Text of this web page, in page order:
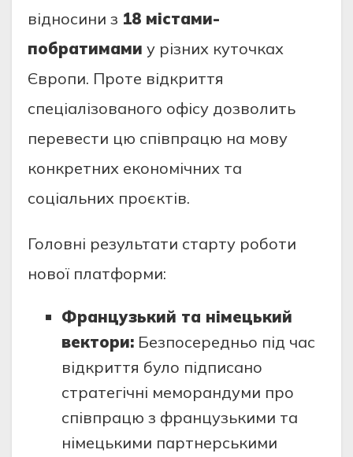
відносини з 18 містами-
побратимами у різних куточках
Європи. Проте відкриття
спеціалізованого офісу дозволить
перевести цю співпрацю на мову
конкретних економічних та
соціальних проєктів.
Головні результати старту роботи
нової платформи:
Французький та німецький
вектори:Безпосередньо під час
відкриття було підписано
стратегічні меморандуми про
співпрацю з французькими та
німецькими партнерськими